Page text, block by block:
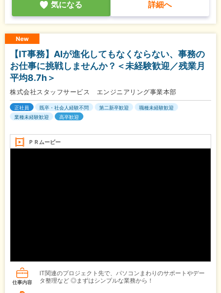
気になる 詳細へ
New
【IT事務】AIが進化してもなくならない、事務の
お仕事に挑戦しませんか？＜未経験歓迎／残業月
平均8.7h＞
株式会社スタッフサービス エンジニアリング事業本部
正社員 既卒・社会人経験不問 第二新卒歓迎
職種未経験歓迎
業種未経験歓迎
高卒歓迎
ＰＲムービー
仕事内容
IT関連のプロジェクト先で、パソコンまわりのサポートやデー
タ整理など ◎まずはシンプルな業務から！